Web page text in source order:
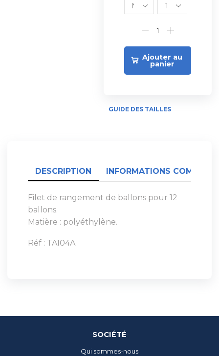
Ajouter au
panier
GUIDE DES TAILLES
DESCRIPTION INFORMATIONS
Filet de rangement de ballons pour 12
ballons.
Matière : polyéthylène.
Réf : TA104A
SOCIÉTÉ
Qui sommes-nous